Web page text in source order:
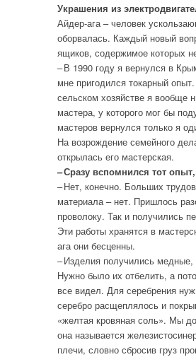
Украшения из
Айдер-ага – человек
оборвалась. Каждый новый
ящиков, содержимое которых
– В 1990 году я вернулся в
мне пригодился токарный
сельском хозяйстве я вообще
мастера, у которого мог бы
мастеров вернулся только я
На возрождение семейного
открылась его мастерская.
– Сразу вспомнился тот
– Нет, конечно. Больших
материала – нет. Пришлось
проволоку. Так и получились
Эти работы хранятся в
ага они бесценны.
– Изделия получились
Нужно было их отбелить, а
все видел. Для серебрения
серебро расщеплялось и
«желтая кровяная соль». Мы
она называется
плечи, словно сбросив груз